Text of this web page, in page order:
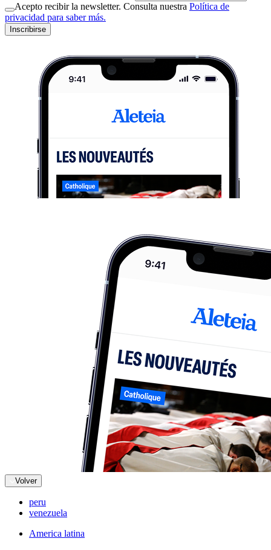
Acepto recibir la newsletter. Consulta nuestra Política de
privacidad para saber más.
Inscribirse
Volver
peru
venezuela
America latina